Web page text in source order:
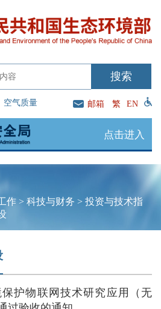
空气质量 邮箱 繁 EN
点击进入
作> 科技与财务 > 投资与技术指
护物联网技术研究应用（无